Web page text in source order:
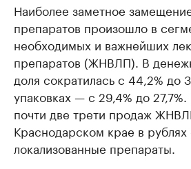
Наиболее заметное
препаратов произошло в
необходимых и важнейших
препаратов (ЖНВЛП). В
доля сократилась с 44,2% до
упаковках — с 29,4% до 27,7%.
почти две трети продаж
Краснодарском крае в
локализованные препараты.